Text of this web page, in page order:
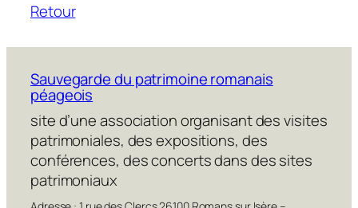
Retour
Sauvegarde du patrimoine romanais
péageois
site d’une association organisant des visites
patrimoniales, des expositions, des
conférences, des concerts dans des sites
patrimoniaux